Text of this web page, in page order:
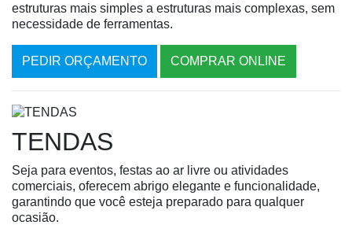
estruturas mais simples a estruturas mais complexas, sem
necessidade de ferramentas.
PEDIR ORÇAMENTO COMPRAR ONLINE
TENDAS
Seja para eventos, festas ao ar livre ou atividades
comerciais, oferecem abrigo elegante e funcionalidade,
garantindo que você esteja preparado para qualquer
ocasião.